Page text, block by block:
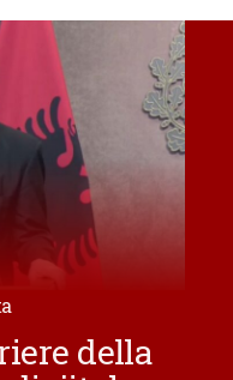
della